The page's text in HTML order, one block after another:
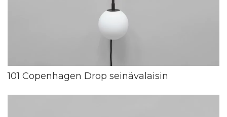
101 Copenhagen Drop seinävalaisin